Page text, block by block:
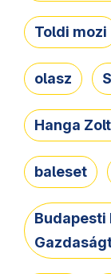
Toldi mozi
olasz
Hanga
baleset
Budapesti